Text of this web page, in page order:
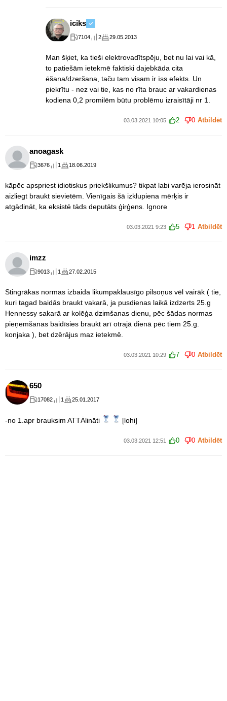
iciks
7104 2 29.05.2013
Man šķiet, ka tieši elektrovadītspēju, bet nu lai vai kā,
to patiešām ietekmē faktiski dajebkāda cita
ēšana/dzeršana, taču tam visam ir īss efekts. Un
piekrītu - nez vai tie, kas no rīta brauc ar vakardienas
kodiena 0,2 promilēm būtu problēmu izraisītāji nr 1.
03.03.2021 10:05 2 0 Atbildēt
anoagask
3676 1 18.06.2019
kāpēc apspriest idiotiskus priekšlikumus? tikpat labi varēja ierosināt
aizliegt braukt sievietēm. Vienīgais šā izklupiena mērķis ir
atgādināt, ka eksistē tāds deputāts ģirģens. Ignore
03.03.2021 9:23 5 1 Atbildēt
imzz
9013 1 27.02.2015
Stingrākas normas izbaida likumpaklausīgo pilsoņus vēl vairāk ( tie,
kuri tagad baidās braukt vakarā, ja pusdienas laikā izdzerts 25.g
Hennessy sakarā ar kolēģa dzimšanas dienu, pēc šādas normas
pieņemšanas baidīsies braukt arī otrajā dienā pēc tiem 25.g.
konjaka ), bet dzērājus maz ietekmē.
03.03.2021 10:29 7 0 Atbildēt
650
17082 1 25.01.2017
-no 1.apr brauksim ATTĀlināti [lohi]
03.03.2021 12:51 0 0 Atbildēt